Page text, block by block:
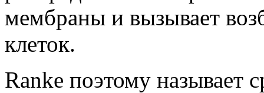
мембраны и вызывает
клеток.
Ranke поэтому называет